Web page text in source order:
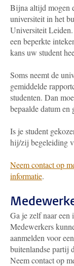
Bijna altijd mogen
universiteit in het
Universiteit
een beperkte
kans uw student
Soms neemt de
gemiddelde
studenten. Dan
bepaalde datum
Is je student
hij/zij begeleiding
Neem contact op
informatie.
Ga je zelf naar een
Medewerkers
aanmelden voor
buitenlandse partij
Neem contact op